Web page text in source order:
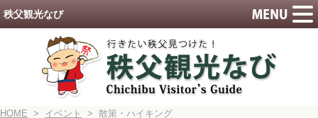
HOME > イベント > 散策・ハイキング
秩父観光なび